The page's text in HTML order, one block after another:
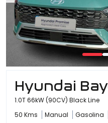
Hyundai
1.0T 66kW (90CV) Black Line
50 Kms
Manual Gasolina